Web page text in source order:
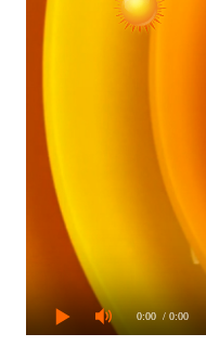
0:00 / 0:00